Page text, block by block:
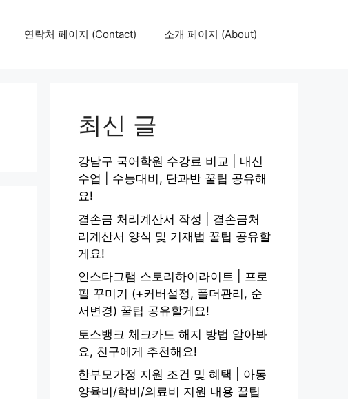
연락처 페이지 (Contact) 소개 페이지 (About)
최신 글
강남구 국어학원 수강료 비교 | 내신
수업 | 수능대비, 단과반 꿀팁 공유해
요!
결손금 처리계산서 작성 | 결손금처
리계산서 양식 및 기재법 꿀팁 공유할
게요!
인스타그램 스토리하이라이트 | 프로
필 꾸미기 (+커버설정, 폴더관리, 순
서변경) 꿀팁 공유할게요!
토스뱅크 체크카드 해지 방법 알아봐
요, 친구에게 추천해요!
한부모가정 지원 조건 및 혜택 | 아동
양육비/학비/의료비 지원 내용 꿀팁